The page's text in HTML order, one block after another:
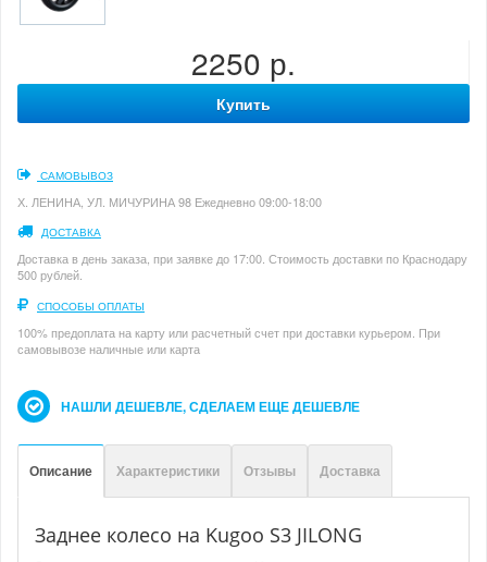
2250 р.
Купить
САМОВЫВОЗ
Х. ЛЕНИНА, УЛ. МИЧУРИНА 98 Ежедневно 09:00-18:00
ДОСТАВКА
Доставка в день заказа, при заявке до 17:00. Стоимость доставки по Краснодару
500 рублей.
СПОСОБЫ ОПЛАТЫ
100% предоплата на карту или расчетный счет при доставки курьером. При
самовывозе наличные или карта
НАШЛИ ДЕШЕВЛЕ, СДЕЛАЕМ ЕЩЕ ДЕШЕВЛЕ
Описание Характеристики Отзывы Доставка
Заднее колесо на Kugoo S3 JILONG